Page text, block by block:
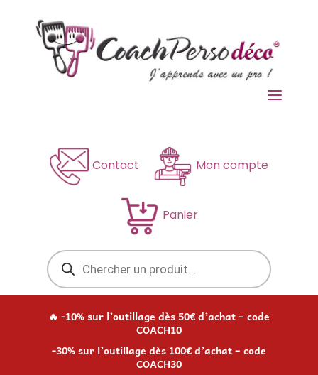
a
Contact Mon compte
Panier
Recherche
de
produits
🔥 -10% sur l’outillage dès 50€ d’achat – code
COACH10
-30% sur l’outillage dès 100€ d’achat – code
COACH30